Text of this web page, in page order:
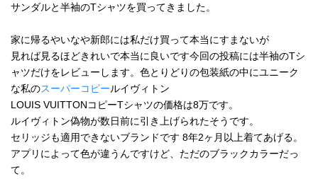
サンダルと半袖のTシャツを買ってきました。
家に帰るやいなや新郎には私だけ買って本当にすまないが
見れば見るほどきれいで本当に良いです今回の投稿には半袖のTシ
ャツだけをレビューします。色とりどりの包装紙の中にユニーク
な私のスーパーコピールイヴィトン
LOUIS VUITTONコピーTシャツの価格は8万です。
ルイヴィトン偽物が数日前に引き上げられたそうです。
セリッジも適用できないブランドです 8年2ヶ月以上着てあげる。
アプリによって色が違うんですけど、ただのブラックカラーだっ
て。